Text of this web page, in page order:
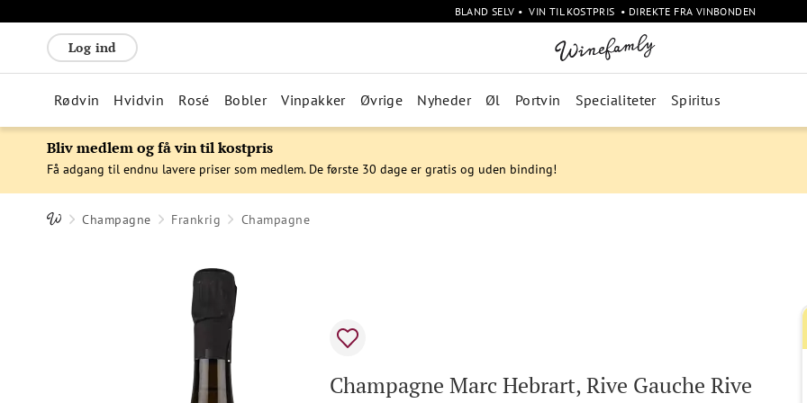
BLAND SELV • VIN TIL KOSTPRIS • DIREKTE FRA VINBONDEN
Log ind
Rødvin Hvidvin Rosé Bobler Vinpakker Øvrige Nyheder Øl Portvin Specialiteter Spiritus
Bliv medlem og få vin til kostpris
Få adgang til endnu lavere priser som medlem. De første 30 dage er gratis og uden binding!
Champagne Frankrig Champagne
Champagne Marc Hebrart, Rive Gauche Rive